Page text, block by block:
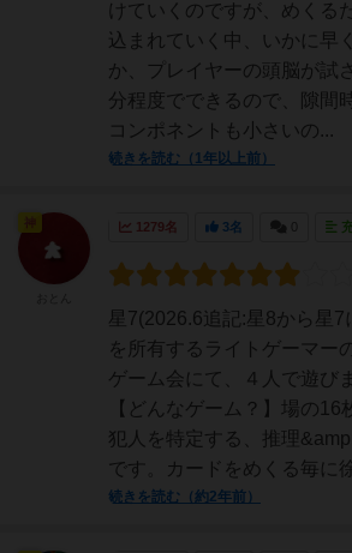
けていくのですが、めくる
込まれていく中、いかに早
か、プレイヤーの頭脳が試
分程度でできるので、隙間
コンポネントも小さいの...
続きを読む（1年以上前）
1279名 3名
星7(2026.6追記:星8から星7
を所有するライトゲーマー
ゲーム会にて、４人で遊び
【どんなゲーム？】場の16
犯人を特定する、推理
です。カードをめくる毎に
続きを読む（約2年前）